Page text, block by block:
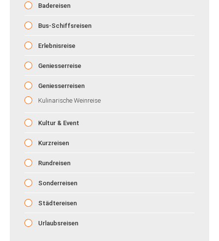
Badereisen
Bus-Schiffsreisen
Erlebnisreise
Geniesserreise
Geniesserreisen
Kulinarische Weinreise
Kultur & Event
Kurzreisen
Rundreisen
Sonderreisen
Städtereisen
Urlaubsreisen